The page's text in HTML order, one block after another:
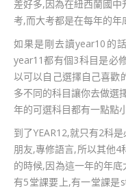
差好多,因為在紐西蘭國
考,而大考都是在每年的年
如果是剛去讀year10的
year11都有個3科目是必
以可以自己選擇自己喜歡
多不同的科目讓你去做選
年的可選科目都有一點點
到了YEAR12,就只有2科
朋友,專修語言,所以其他
的時候,因為這一年的年
有5堂課要上,有一堂課是